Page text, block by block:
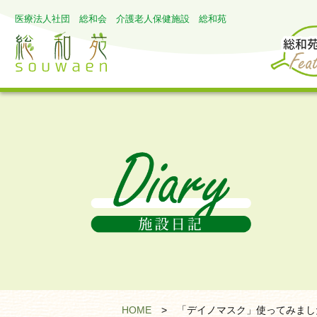
医療法人社団 総和会 介護老人保健施設 総和苑
HOME > 「デイノマスク」使ってみま